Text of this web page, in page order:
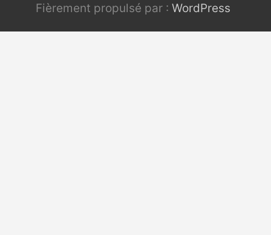
Fièrement propulsé par : WordPress